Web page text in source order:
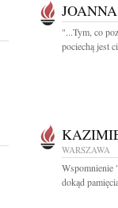
"...Tym, co
pociechą jest
WARSZAWA
Wspomnienie
dokąd